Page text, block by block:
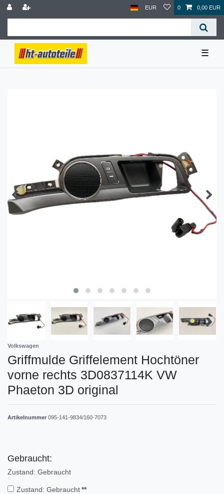
EUR 0 0,00 EUR
☰
Volkswagen
Griffmulde Griffelement Hochtöner
vorne rechts 3D0837114K VW
Phaeton 3D original
Artikelnummer 095-141-9834/160-7073
Gebraucht:
Zustand: Gebraucht
Zustand: Gebraucht **